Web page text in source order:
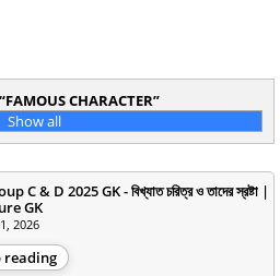
FAMOUS CHARACTER
Show all
C & D 2025 GK - বিখ্যাত চরিত্র ও তাদের স্রষ্টা |
GK
2026
reading